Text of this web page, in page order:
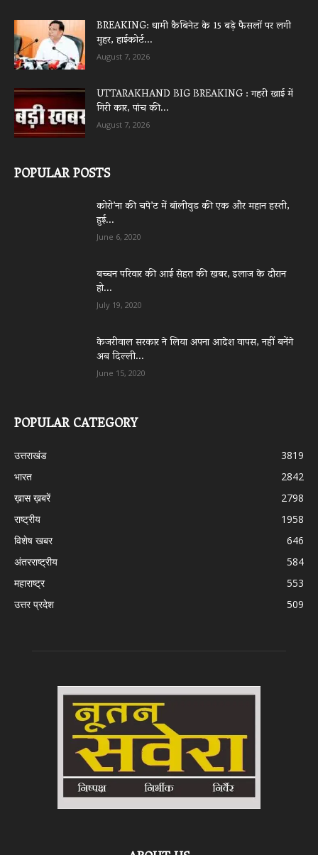
BREAKING: धामी कैबिनेट के 15 बड़े फैसलों पर लगी
मुहर, हाईकोर्ट...
August 7, 2026
UTTARAKHAND BIG BREAKING : गहरी खाई में
गिरी कार, पांच की...
August 7, 2026
POPULAR POSTS
कोरो’ना की चपे’ट में बॉलीवुड की एक और महान हस्ती,
हुई...
June 6, 2020
बच्चन परिवार की आई सेहत की खबर, इलाज के दौरान
हो...
July 19, 2020
केजरीवाल सरकार ने लिया अपना आदेश वापस, नहीं बनेंगे
अब दिल्ली...
June 15, 2020
POPULAR CATEGORY
उत्तराखंड
3819
भारत
2842
ख़ास ख़बरें
2798
राष्ट्रीय
1958
विशेष खबर
646
अंतरराष्ट्रीय
584
महाराष्ट्र
553
उत्तर प्रदेश
509